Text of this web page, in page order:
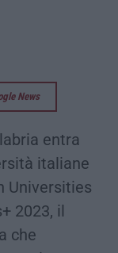
News
entra
italiane
Universities
2023, il
che